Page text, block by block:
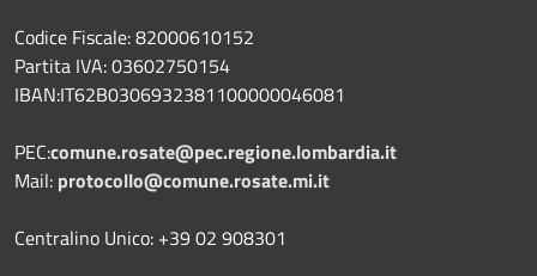
Codice Fiscale: 82000610152
Partita IVA: 03602750154
IBAN:IT62B0306932381100000046081
PEC:comune.rosate@pec.regione.lombardia.it
Mail: protocollo@comune.rosate.mi.it
Centralino Unico: +39 02 908301